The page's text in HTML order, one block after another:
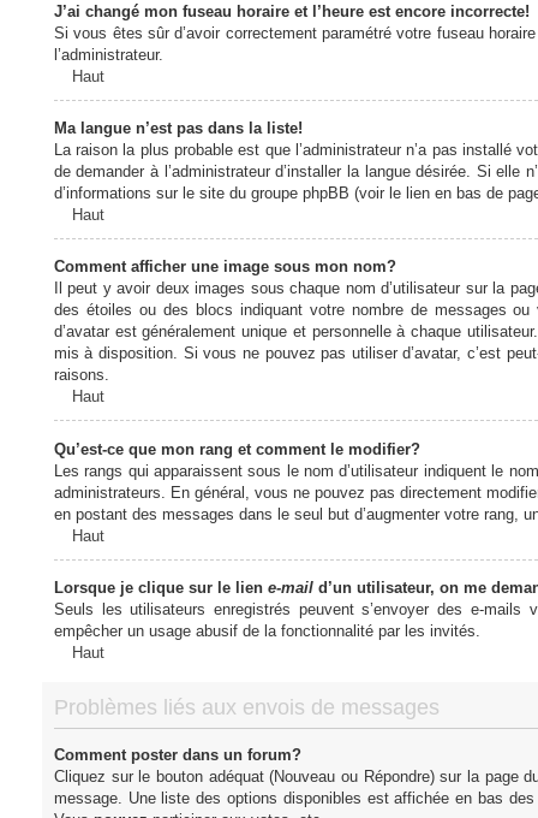
J’ai changé mon fuseau horaire et l’heure est encore incorrecte!
Si vous êtes sûr d’avoir correctement paramétré votre fuseau
l’administrateur.
Haut
Ma langue n’est pas dans la liste!
La raison la plus probable est que l’administrateur n’a pas installé
de demander à l’administrateur d’installer la langue désirée. Si
d’informations sur le site du groupe phpBB (voir le lien en bas de
Haut
Comment afficher une image sous mon nom?
Il peut y avoir deux images sous chaque nom d’utilisateur sur la
des étoiles ou des blocs indiquant votre nombre de messages
d’avatar est généralement unique et personnelle à chaque
mis à disposition. Si vous ne pouvez pas utiliser d’avatar, c’est
raisons.
Haut
Qu’est-ce que mon rang et comment le modifier?
Les rangs qui apparaissent sous le nom d’utilisateur indiquent le
administrateurs. En général, vous ne pouvez pas directement
en postant des messages dans le seul but d’augmenter votre rang,
Haut
Lorsque je clique sur le lien e-maild’un utilisateur, on me
Seuls les utilisateurs enregistrés peuvent s’envoyer des e-
empêcher un usage abusif de la fonctionnalité par les invités.
Haut
Problèmes liés aux envois de messages
Comment poster dans un forum?
Cliquez sur le bouton adéquat (Nouveau ou Répondre) sur la page
message. Une liste des options disponibles est affichée en bas